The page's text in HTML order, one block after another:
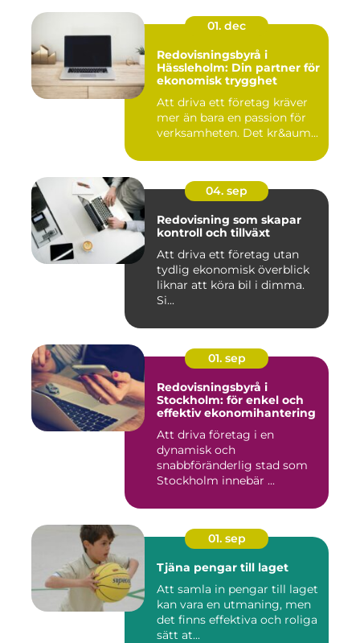
01. dec
Redovisningsbyrå i
Hässleholm: Din partner för
ekonomisk trygghet
Att driva ett företag kräver
mer än bara en passion för
verksamheten. Det kr&aum...
04. sep
Redovisning som skapar
kontroll och tillväxt
Att driva ett företag utan
tydlig ekonomisk överblick
liknar att köra bil i dimma.
Si...
01. sep
Redovisningsbyrå i
Stockholm: för enkel och
effektiv ekonomihantering
Att driva företag i en
dynamisk och
snabbföränderlig stad som
Stockholm innebär ...
01. sep
Tjäna pengar till laget
Att samla in pengar till laget
kan vara en utmaning, men
det finns effektiva och roliga
sätt at...